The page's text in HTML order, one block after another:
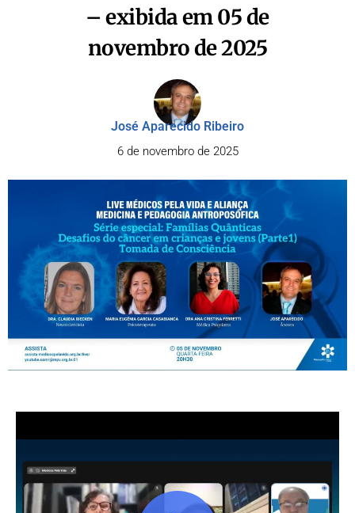
– exibida em 05 de
novembro de 2025
José Aparecido Ribeiro
6 de novembro de 2025